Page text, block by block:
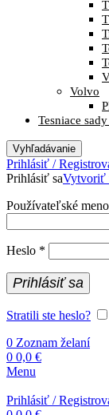
Volvo
Tesniace
Vyhľadávanie
Prihlásiť /
Prihlásiť saVytvoriť
Používateľské
Heslo *
Prihlásiť sa
Stratili ste heslo?
0 Zoznam želaní
0 0,0 €
Menu
Prihlásiť /